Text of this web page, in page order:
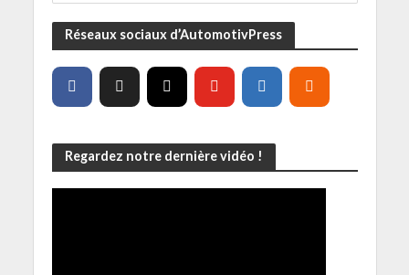
Réseaux sociaux d’AutomotivPress
Regardez notre dernière vidéo !